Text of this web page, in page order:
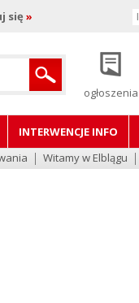
się »
ogłoszenia
INTERWENCJE INFO
Witamy w Elblągu